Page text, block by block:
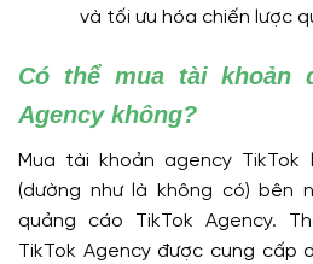
và tối ưu hóa chiến lược
Có thể mua tài khoản
Agency không?
Mua tài khoản agency
(dường như là không có) bên
quảng cáo TikTok Agency.
TikTok Agency được cung cấp